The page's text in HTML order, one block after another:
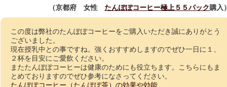
（京都府 女性 たんぽぽコーヒー極上５５パック 購入）
この度は弊社のたんぽぽコーヒーをご購入いただき誠にありがとう
ございました。
現在授乳中との事ですね。強くおすすめしますのでぜひ一日に１、
２杯を目安にご愛飲ください。
またたんぽぽコーヒーは健康のためにも役立ちます。こちらにもま
とめておりますのでぜひ参考になさってください。
たんぽぽコーヒー（たんぽぽ茶）の効果や効能